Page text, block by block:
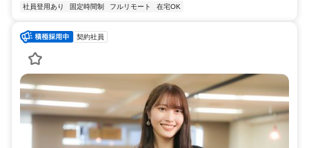
社員登用あり 固定時間制 フルリモート 在宅OK
契約社員